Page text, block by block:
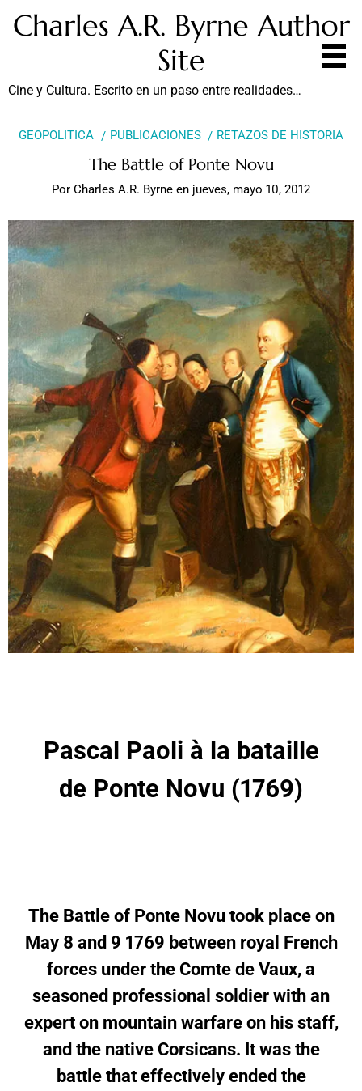
Charles A.R. Byrne Author
Site
Cine y Cultura. Escrito en un paso entre realidades…
GEOPOLITICA PUBLICACIONES RETAZOS DE HISTORIA
The Battle of Ponte Novu
Por Charles A.R. Byrne en jueves, mayo 10, 2012
Pascal Paoli à la bataille
de Ponte Novu (1769)
The Battle of Ponte Novu took place on
May 8 and 9 1769 between royal French
forces under the Comte de Vaux, a
seasoned professional soldier with an
expert on mountain warfare on his staff,
and the native Corsicans. It was the
battle that effectively ended the